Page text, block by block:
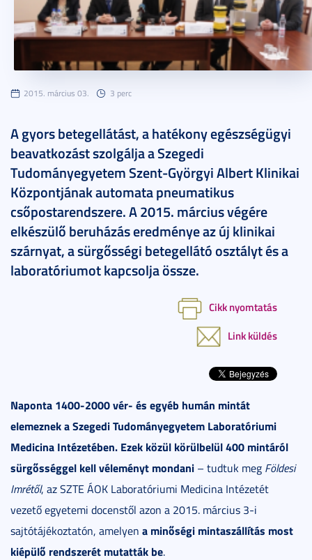
2015. március 03. 3 perc
A gyors betegellátást, a hatékony egészségügyi
beavatkozást szolgálja a Szegedi
Tudományegyetem Szent-Györgyi Albert Klinikai
Központjának automata pneumatikus
csőpostarendszere. A 2015. március végére
elkészülő beruházás eredménye az új klinikai
szárnyat, a sürgősségi betegellátó osztályt és a
laboratóriumot kapcsolja össze.
Cikk nyomtatás
Link küldés
Naponta 1400-2000 vér- és egyéb humán mintát
elemeznek a Szegedi Tudományegyetem Laboratóriumi
Medicina Intézetében. Ezek közül körülbelül 400 mintáról
sürgősséggel kell véleményt mondani – tudtuk meg Földesi
Imrétől, az SZTE ÁOK Laboratóriumi Medicina Intézetét
vezető egyetemi docenstől azon a 2015. március 3-i
sajtótájékoztatón, amelyen a minőségi mintaszállítás most
kiépülő rendszerét mutatták be.